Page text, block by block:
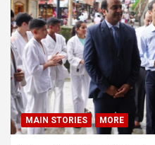
MAIN STORIES MORE